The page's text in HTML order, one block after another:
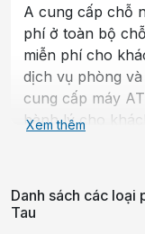
A cung cấp chỗ
phí ở toàn bộ
miễn phí cho
dịch vụ phòng
cung cấp máy
hành lý cho
phẳng, ngoài ra
Vung Tau -
Xem thêm
Danh sách các loại
Tau